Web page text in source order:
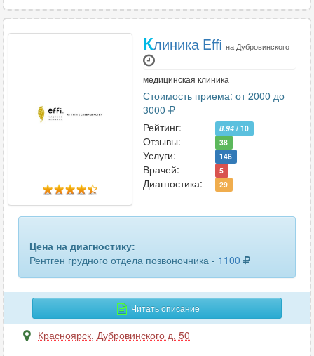
Клиника Effi на Дубровинского
медицинская клиника
Стоимость приема: от 2000 до
3000
Рейтинг:
8.94 / 10
Отзывы: 38
Услуги: 146
Врачей: 5
Диагностика: 29
Цена на диагностику:
Рентген грудного отдела позвоночника - 1100
Читать описание
Красноярск, Дубровинского д. 50